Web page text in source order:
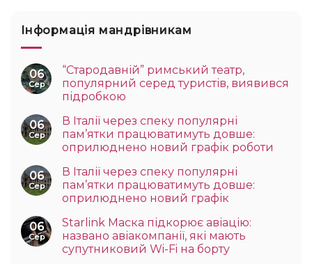
Інформація мандрівникам
06
Сер
“Стародавній” римський театр,
популярний серед туристів, виявився
підробкою
06
Сер
В Італії через спеку популярні
пам’ятки працюватимуть довше:
оприлюднено новий графік роботи
06
Сер
В Італії через спеку популярні
пам’ятки працюватимуть довше:
оприлюднено новий графік
06
Сер
Starlink Маска підкорює авіацію:
названо авіакомпанії, які мають
супутниковий Wi-Fi на борту